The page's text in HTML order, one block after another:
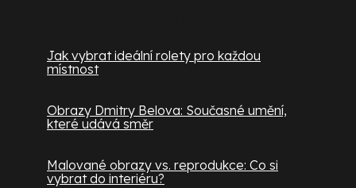
Jak vybrat ideální rolety pro každou
místnost
Obrazy Dmitry Belova: Současné umění,
které udává směr
Malované obrazy vs. reprodukce: Co si
vybrat do interiéru?